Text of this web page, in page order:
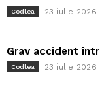
Codlea 23 iulie 2026
Grav accident
Codlea 23 iulie 2026